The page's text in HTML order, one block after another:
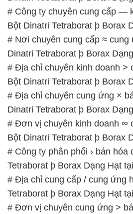
# Công ty chuyên cung cấp —
Bột Dinatri Tetraborat þ Borax
# Nơi chuyên cung cấp ≈ cung
Dinatri Tetraborat þ Borax
# Địa chỉ chuyên kinh doanh >
Bột Dinatri Tetraborat þ Borax
# Địa chỉ chuyên cung ứng ×
Dinatri Tetraborat þ Borax
# Đơn vị chuyên kinh doanh ∞
Bột Dinatri Tetraborat þ Borax
# Công ty phân phối › bán hóa
Tetraborat þ Borax Dạng Hạt
# Địa chỉ cung cấp / cung ứng
Tetraborat þ Borax Dạng Hạt
# Đơn vị chuyên cung ứng >